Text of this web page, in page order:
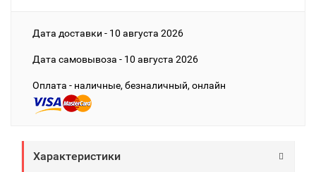
Дата доставки - 10 августа 2026
Дата cамовывоза - 10 августа 2026
Оплата - наличные, безналичный, онлайн
Характеристики